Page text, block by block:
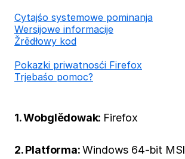
Cytajśo systemowe pominanja
Wersijowe informacije
Žrědłowy kod
Pokazki priwatnosći Firefox
Trjebaśo pomoc?
1. Wobglědowak: Firefox
2. Platforma:Windows 64-bit MSI